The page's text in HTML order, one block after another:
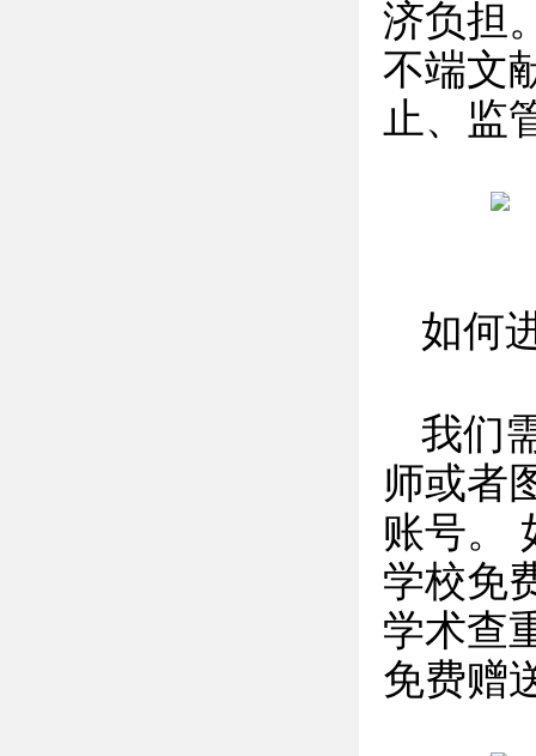
济负担
不端文
止、监
如何
我们
师或者
账号。
学校免
学术查
免费赠